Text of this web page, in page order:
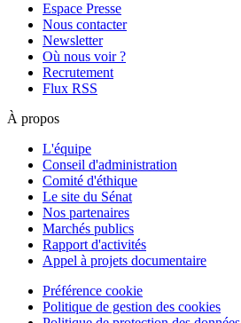
Espace Presse
Nous contacter
Newsletter
Où nous voir ?
Recrutement
Flux RSS
À propos
L'équipe
Conseil d'administration
Comité d'éthique
Le site du Sénat
Nos partenaires
Marchés publics
Rapport d'activités
Appel à projets documentaire
Préférence cookie
Politique de gestion des cookies